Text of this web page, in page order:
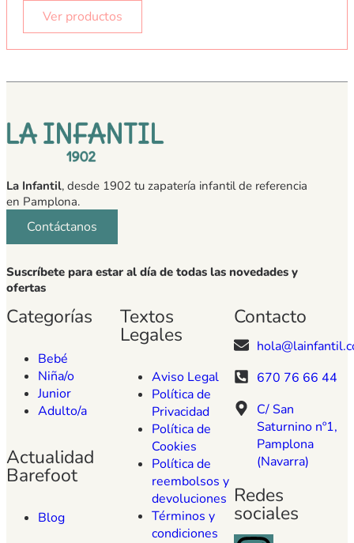
Ver productos
La Infantil, desde 1902 tu zapatería infantil de referencia
en Pamplona.
Contáctanos
Suscríbete para estar al día de todas las novedades y
ofertas
Categorías
Bebé
Niña/o
Junior
Adulto/a
Actualidad
Barefoot
Blog
Textos
Legales
Aviso Legal
Política de
Privacidad
Política de
Cookies
Política de
reembolsos y
devoluciones
Términos y
condiciones
Contacto
670 76 66 44
C/ San
Saturnino nº1,
Pamplona
(Navarra)
Redes
sociales